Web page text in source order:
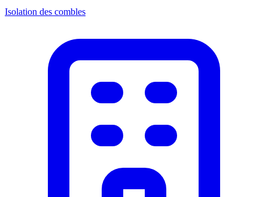
Isolation des combles